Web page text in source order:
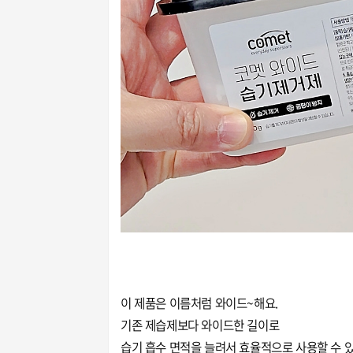
이 제품은 이름처럼 와이드~해요.
기존 제습제보다 와이드한 길이로
습기 흡수 면적을 늘려서 효율적으로 사용할 수